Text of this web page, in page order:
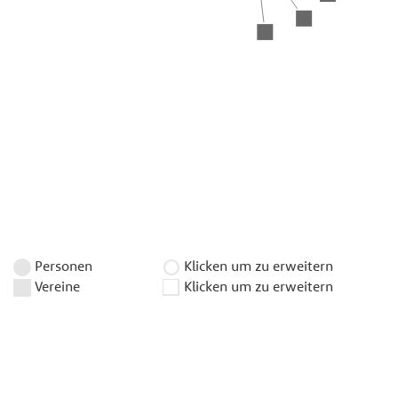
Personen
Klicken um zu erweitern
Vereine
Klicken um zu erweitern